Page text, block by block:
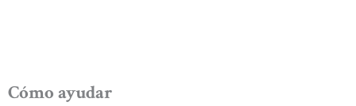
Cómo ayudar